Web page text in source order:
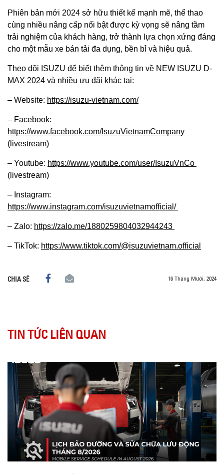
Phiên bản mới 2024 sở hữu thiết kế mạnh mẽ, thể thao
cùng nhiều nâng cấp nổi bật được kỳ vọng sẽ nâng tầm
trải nghiệm của khách hàng, trở thành lựa chọn xứng đáng
cho một mẫu xe bán tải đa dụng, bền bỉ và hiệu quả.
Theo dõi ISUZU để biết thêm thông tin về NEW ISUZU D-
MAX 2024 và nhiều ưu đãi khác tại:
– Website: https://isuzu-vietnam.com/
– Facebook:
https://www.facebook.com/IsuzuVietnamCompany
(livestream)
– Youtube: https://www.youtube.com/user/IsuzuVnCo ​
(livestream)
– Instagram:
https://www.instagram.com/isuzuvietnamofficial/ ​​
– Zalo: https://zalo.me/1880259804032944243 ​
– TikTok: https://www.tiktok.com/@isuzuvietnam.official
CHIA SẺ 16 Tháng Mười, 2024
TIN TỨC LIÊN QUAN